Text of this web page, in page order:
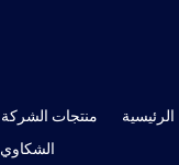
الرئيسية منتجات الشركة
الشكاوي